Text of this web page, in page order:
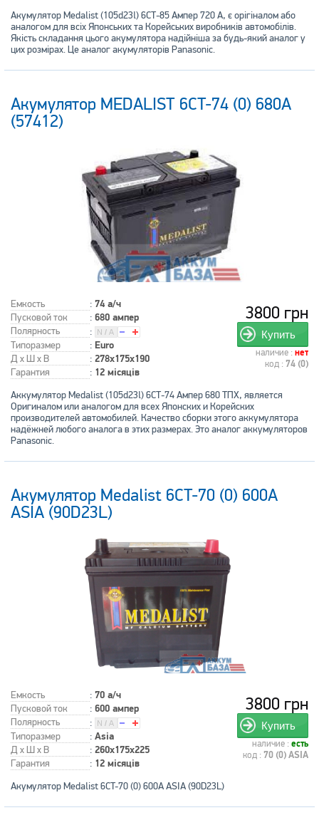
Акумулятор Medalist (105d23l) 6СТ-85 Ампер 720 А, є орігіналом або
аналогом для всіх Японських та Корейських виробників автомобілів.
Якість складання цього акумулятора надійніша за будь-який аналог у
цих розмірах. Це аналог акумуляторів Panasonic.
Акумулятор MEDALIST 6CT-74 (0) 680А
(57412)
Емкость : 74 а/ч
Пусковой ток : 680 ампер
Полярность
:
Типоразмер
: Euro
Д x Ш x В : 278x175x190
Гарантия : 12 місяців
3800 грн
Купить
наличие : нет
код : 74 (0)
Аккумулятор Medalist (105d23l) 6СТ-74 Ампер 680 ТПХ, является
Оригиналом или аналогом для всех Японских и Корейских
производителей автомобилей. Качество сборки этого аккумулятора
надёжней любого аналога в этих размерах. Это аналог аккумуляторов
Panasonic.
Акумулятор Medalist 6CT-70 (0) 600А
ASIA (90D23L)
Емкость : 70 а/ч
Пусковой ток : 600 ампер
Полярность
:
Типоразмер
: Asia
Д x Ш x В : 260x175x225
Гарантия : 12 місяців
3800 грн
Купить
наличие : есть
код : 70 (0) ASIA
Акумулятор Medalist 6CT-70 (0) 600А ASIA (90D23L)